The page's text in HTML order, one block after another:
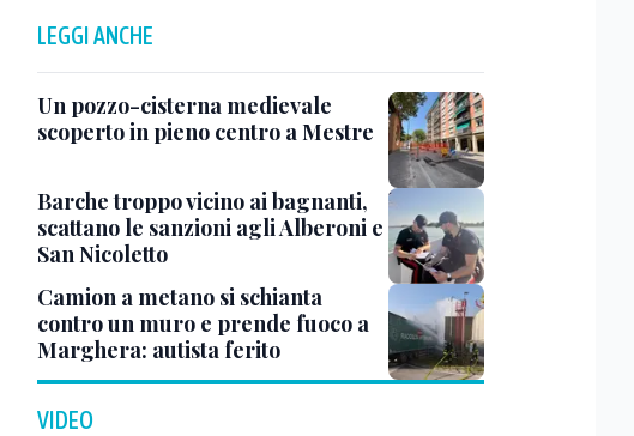
LEGGI ANCHE
Un pozzo-cisterna medievale
scoperto in pieno centro a Mestre
Barche troppo vicino ai bagnanti,
scattano le sanzioni agli Alberoni e
San Nicoletto
Camion a metano si schianta
contro un muro e prende fuoco a
Marghera: autista ferito
VIDEO